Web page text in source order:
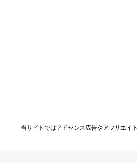
当サイトではアドセンス広告やアフリエイ